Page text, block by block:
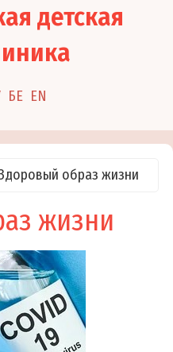
детская
БЕ EN
образ жизни
жизни